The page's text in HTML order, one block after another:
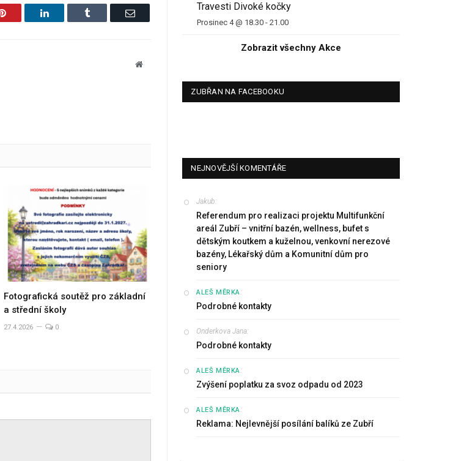
Pinterest LinkedIn Tumblr Email
Website
Fotografická soutěž pro základní
a střední školy
27.4.2026 0
Travesti Divoké kočky
Prosinec 4 @ 18.30 -21.00
Zobrazit všechny Akce
ZUBŘAN NA FACEBOOKU
NEJNOVĚJŠÍ KOMENTÁŘE
Jakub:
Referendum pro realizaci projektu Multifunkční
areál Zubří – vnitřní bazén, wellness, bufet s
dětským koutkem a kuželnou, venkovní nerezové
bazény, Lékařský dům a Komunitní dům pro
seniory
ALEŠ MĚRKA:
Podrobné kontakty
Onderkova Jana:
Podrobné kontakty
ALEŠ MĚRKA:
Zvýšení poplatku za svoz odpadu od 2023
ALEŠ MĚRKA:
Reklama: Nejlevnější posílání balíků ze Zubří